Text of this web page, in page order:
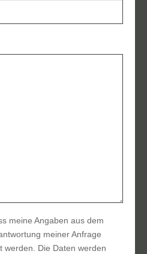
meine Angaben aus dem
meiner Anfrage
werden. Die Daten werden